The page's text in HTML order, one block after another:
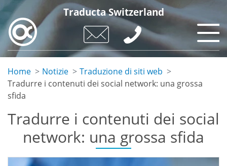
Salta
contenuto
principale
Traducta Switzerland
Home Notizie
Traduzione di siti web
Tradurre i contenuti dei social network: una grossa
sfida
Tradurre i contenuti dei social
network: una grossa sfida